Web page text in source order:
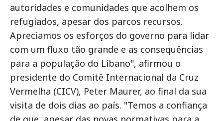
autoridades e comunidades que acolhem os
refugiados, apesar dos parcos recursos.
Apreciamos os esforços do governo para lidar
com um fluxo tão grande e as consequências
para a população do Líbano", afirmou o
presidente do Comitê Internacional da Cruz
Vermelha (CICV), Peter Maurer, ao final da sua
visita de dois dias ao país. "Temos a confiança